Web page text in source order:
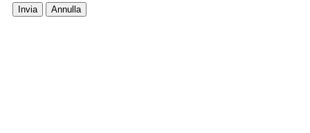
Invia Annulla